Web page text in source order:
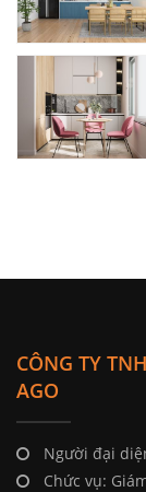
CÔNG TY
AGO
Người đại
Chức vụ: